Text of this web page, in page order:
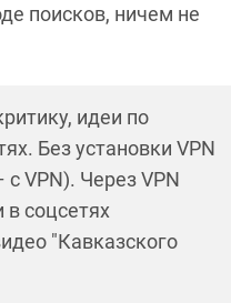
поисков, ничем не
идеи по
Без установки VPN
VPN). Через VPN
соцсетях
"Кавказского